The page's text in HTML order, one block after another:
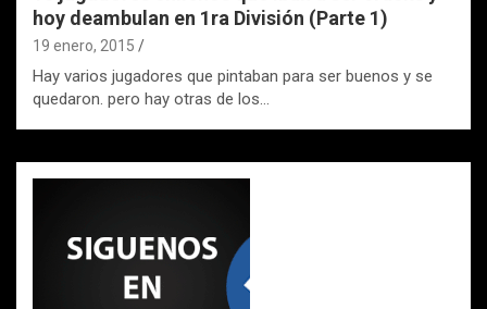
hoy deambulan en 1ra División (Parte 1)
19 enero, 2015
Hay varios jugadores que pintaban para ser buenos y se
quedaron. pero hay otras de los…